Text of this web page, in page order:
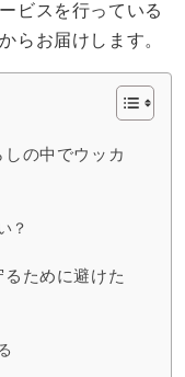
ビスを行っている
らお届けします。
の中でウッカ
？
ために避けた